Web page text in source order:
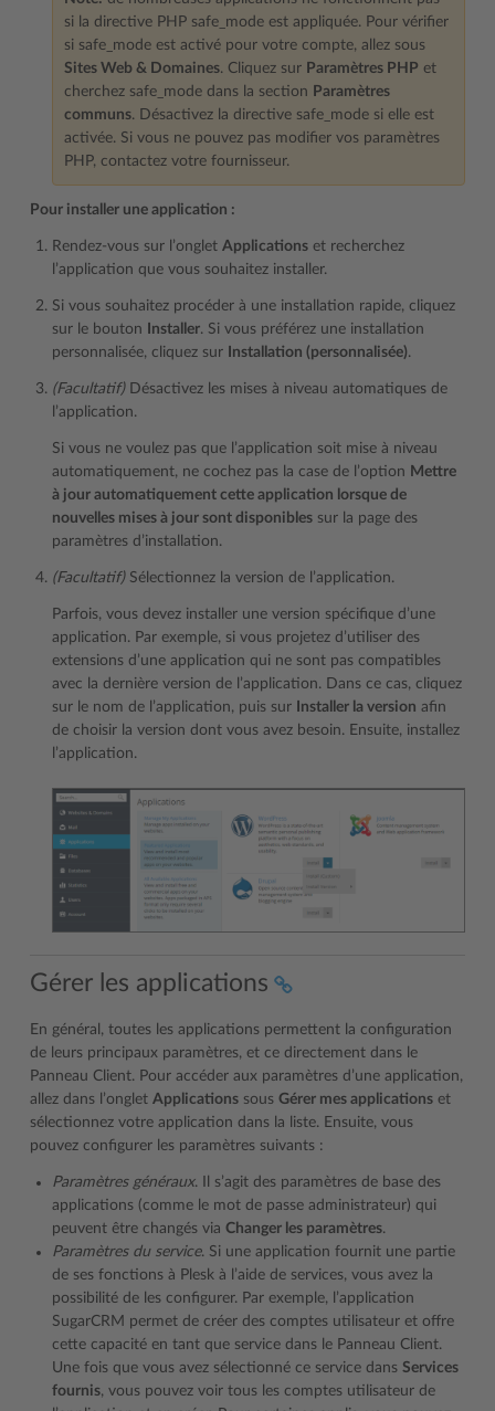
si la directive PHP safe_mode est appliquée. Pour vérifier
si safe_mode est activé pour votre compte, allez sous
Sites Web & Domaines. Cliquez sur Paramètres PHP et
cherchez safe_mode dans la section Paramètres
communs. Désactivez la directive safe_mode si elle est
activée. Si vous ne pouvez pas modifier vos paramètres
PHP, contactez votre fournisseur.
Pour installer une application :
Rendez-vous sur l’onglet Applications et recherchez
l’application que vous souhaitez installer.
Si vous souhaitez procéder à une installation rapide, cliquez
sur le bouton
Installer. Si vous préférez une installation
personnalisée, cliquez sur
Installation (personnalisée).
(Facultatif)Désactivez les mises à niveau automatiques de
l’application.
Si vous ne voulez pas que l’application soit mise à niveau
automatiquement, ne cochez pas la case de l’option Mettre
à jour automatiquement cette application lorsque de
nouvelles mises à jour sont disponibles sur la page des
paramètres d’installation.
(Facultatif)Sélectionnez la version de l’application.
Parfois, vous devez installer une version spécifique d’une
application. Par exemple, si vous projetez d’utiliser des
extensions d’une application qui ne sont pas compatibles
avec la dernière version de l’application. Dans ce cas, cliquez
sur le nom de l’application, puis sur
Installer la version afin
de choisir la version dont vous avez besoin. Ensuite, installez
l’application.
Gérer les applications
En général, toutes les applications permettent la configuration
de leurs principaux paramètres, et ce directement dans le
Panneau Client. Pour accéder aux paramètres d’une application,
allez dans l’onglet Applications sous Gérer mes applications et
sélectionnez votre application dans la liste. Ensuite, vous
pouvez configurer les paramètres suivants :
Paramètres généraux. Il s’agit des paramètres de base des
applications (comme le mot de passe administrateur) qui
peuvent être changés via Changer les paramètres.
Paramètres du service. Si une application fournit une partie
de ses fonctions à Plesk à l’aide de services, vous avez la
possibilité de les configurer. Par exemple, l’application
SugarCRM permet de créer des comptes utilisateur et offre
cette capacité en tant que service dans le Panneau Client.
Une fois que vous avez sélectionné ce service dans Services
fournis, vous pouvez voir tous les comptes utilisateur de